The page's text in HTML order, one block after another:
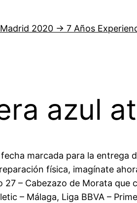
2020 → 7 Años
azul
fecha marcada para la
física, imagínate
27 – Cabezazo de Morata
– Málaga, Liga BBVA –